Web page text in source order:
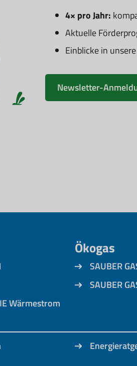
4× pro Jahr:
Aktuelle
Einblicke in
Newsletter-
Wärmestrom
Ökogas
SAUBER
SAUBER